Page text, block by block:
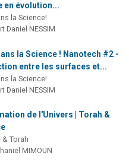
en évolution...
la Science!
Daniel NESSIM
la Science ! Nanotech #2 -
entre les surfaces et...
la Science!
Daniel NESSIM
de l'Univers | Torah &
& Torah
MIMOUN